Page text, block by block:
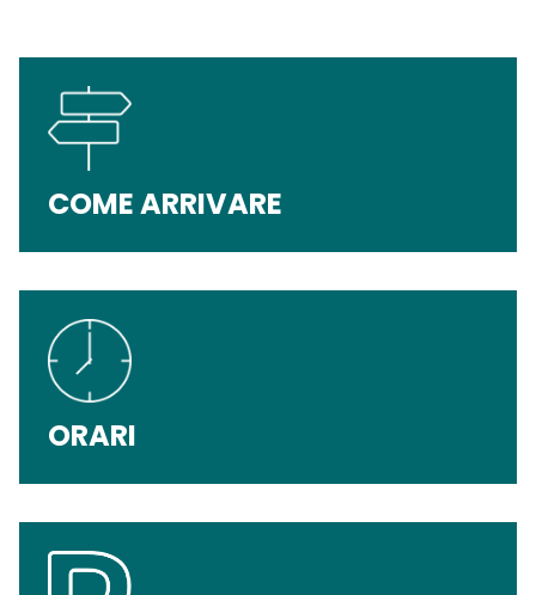
COME ARRIVARE
ORARI